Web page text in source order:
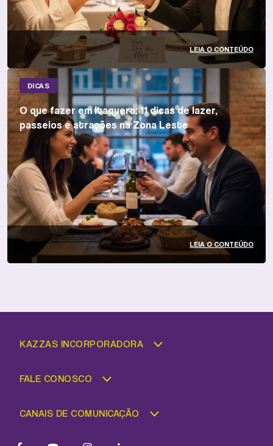
LEIA O CONTEÚDO
DICAS
O que fazer em Itaquera: 11 dicas de lazer,
passeios e atrações na Zona Leste
LEIA O CONTEÚDO
KAZZAS INCORPORADORA
FALE CONOSCO
CANAIS DE COMUNICAÇÃO